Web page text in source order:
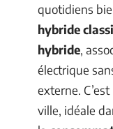
quotidiens
hybride
hybride,
électrique
externe.
ville, idéale